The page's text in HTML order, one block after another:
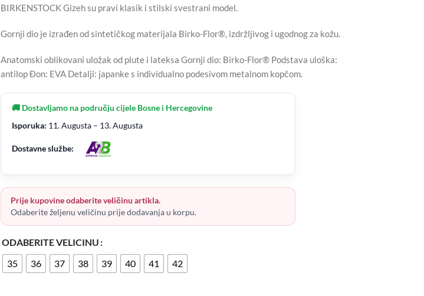
BIRKENSTOCK Gizeh su pravi klasik i stilski svestrani model.
Gornji dio je izrađen od sintetičkog materijala Birko-Flor®, izdržljivog i ugodnog za kožu.
Anatomski oblikovani uložak od plute i lateksa Gornji dio: Birko-Flor® Podstava uloška:
antilop Đon: EVA Detalji: japanke s individualno podesivom metalnom kopčom.
🚚 Dostavljamo na području cijele Bosne i Hercegovine
Isporuka: 11. Augusta – 13. Augusta
Dostavne službe:
Prije kupovine odaberite veličinu artikla.
Odaberite željenu veličinu prije dodavanja u korpu.
ODABERITE VELICINU
35
36 37 38 39 40 41 42